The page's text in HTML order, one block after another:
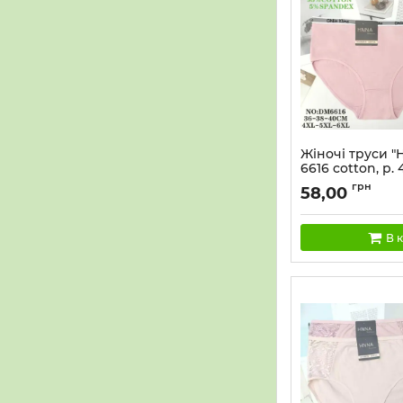
Жіночі труси
6616 cotton, р.
(50-52, 52-54,
(Однотонні +на
резинці
58,00 грн
В